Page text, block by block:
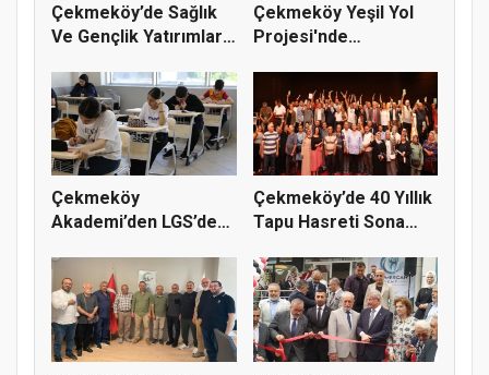
Çekmeköy’de Sağlık
Ve Gençlik Yatırımları
Çekmeköy Yeşil Yol
Projesi'nde
Çekmeköy
Akademi’den LGS’de
Çekmeköy’de 40 Yıllık
Tapu Hasreti Sona